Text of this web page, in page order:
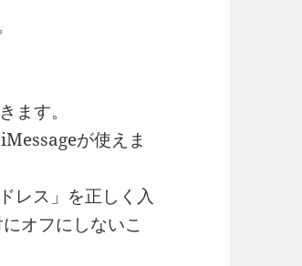
ます。
が使えま
レス」を正しく入
オフにしないこ